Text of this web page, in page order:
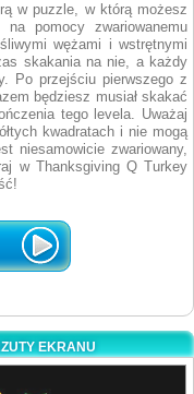
w puzzle, w którą możesz
pomocy zwariowanemu
wężami i wstrętnymi
skakania na nie, a każdy
Po przejściu pierwszego z
będziesz musiał skakać
tego levela. Uważaj
kwadratach i nie mogą
niesamowicie zwariowany,
w Thanksgiving Q Turkey
EKRANU